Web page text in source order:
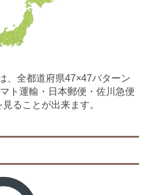
、全都道府県47×47パターン
ト運輸・日本郵便・佐川急便
ることが出来ます。